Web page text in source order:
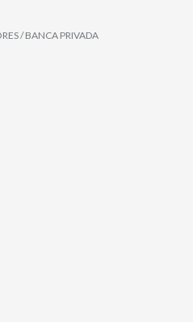
/ BANCA PRIVADA